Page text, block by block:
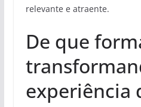
relevante e atraente.
De que
experiência